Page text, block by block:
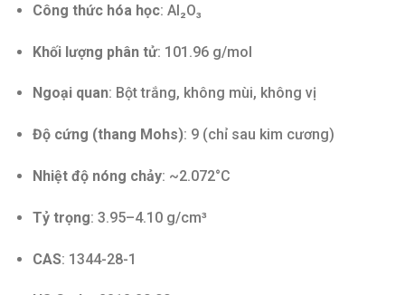
Công thức hóa học: Al₂O₃
Khối lượng phân tử: 101.96 g/mol
Ngoại quan: Bột trắng, không mùi, không vị
Độ cứng (thang Mohs): 9 (chỉ sau kim cương)
Nhiệt độ nóng chảy: ~2.072°C
Tỷ trọng: 3.95–4.10 g/cm³
CAS: 1344-28-1